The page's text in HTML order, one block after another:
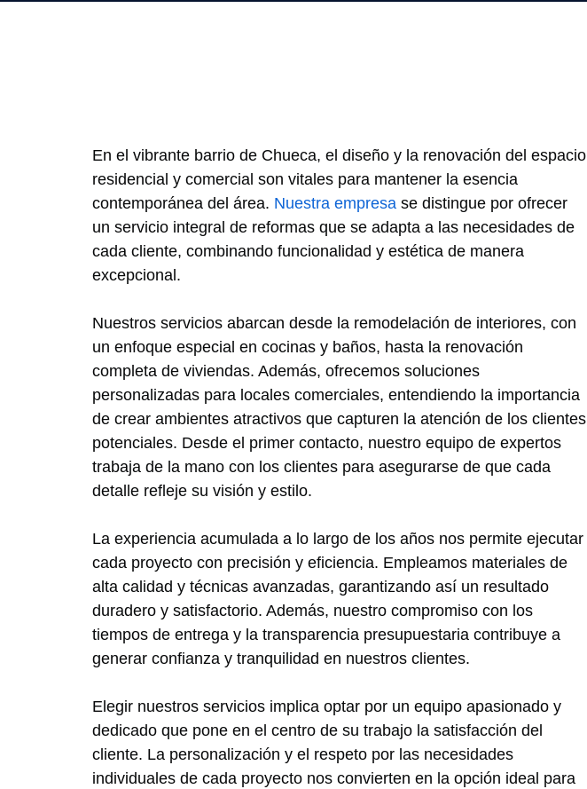
En el vibrante barrio de Chueca, el diseño y la renovación del espacio
residencial y comercial son vitales para mantener la esencia
contemporánea del área. Nuestra empresa se distingue por ofrecer
un servicio integral de reformas que se adapta a las necesidades de
cada cliente, combinando funcionalidad y estética de manera
excepcional.
Nuestros servicios abarcan desde la remodelación de interiores, con
un enfoque especial en cocinas y baños, hasta la renovación
completa de viviendas. Además, ofrecemos soluciones
personalizadas para locales comerciales, entendiendo la importancia
de crear ambientes atractivos que capturen la atención de los clientes
potenciales. Desde el primer contacto, nuestro equipo de expertos
trabaja de la mano con los clientes para asegurarse de que cada
detalle refleje su visión y estilo.
La experiencia acumulada a lo largo de los años nos permite ejecutar
cada proyecto con precisión y eficiencia. Empleamos materiales de
alta calidad y técnicas avanzadas, garantizando así un resultado
duradero y satisfactorio. Además, nuestro compromiso con los
tiempos de entrega y la transparencia presupuestaria contribuye a
generar confianza y tranquilidad en nuestros clientes.
Elegir nuestros servicios implica optar por un equipo apasionado y
dedicado que pone en el centro de su trabajo la satisfacción del
cliente. La personalización y el respeto por las necesidades
individuales de cada proyecto nos convierten en la opción ideal para